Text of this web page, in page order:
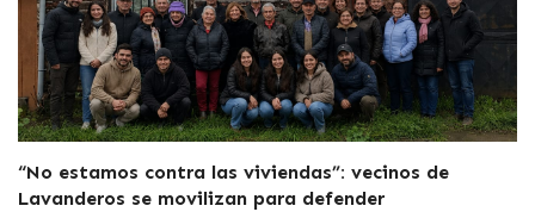
“No estamos contra las viviendas”: vecinos de
Lavanderos se movilizan para defender